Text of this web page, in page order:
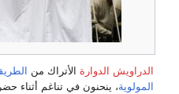
الدراويش الدوارة الأتراك من
المولوية، ينحنون في تناغم أثناء